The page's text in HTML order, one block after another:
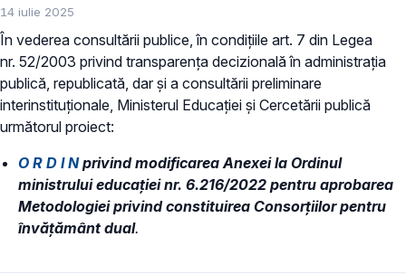
14 iulie 2025
În vederea consultării publice, în condiţiile art. 7 din Legea
nr. 52/2003 privind transparenţa decizională în administraţia
publică, republicată, dar și a consultării preliminare
interinstituționale, Ministerul Educaţiei și Cercetării publică
următorul proiect:
O R D I Nprivind modificarea Anexei la Ordinul
ministrului educației nr. 6.216/2022 pentru aprobarea
Metodologiei privind constituirea Consorțiilor pentru
învățământ dual.